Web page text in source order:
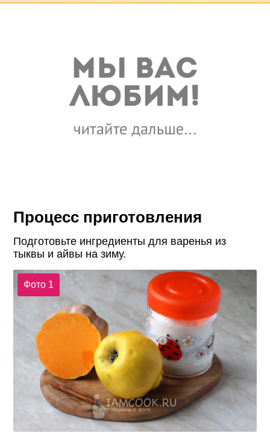
Процесс приготовления
Подготовьте ингредиенты для варенья из
тыквы и айвы на зиму.
Фото 1